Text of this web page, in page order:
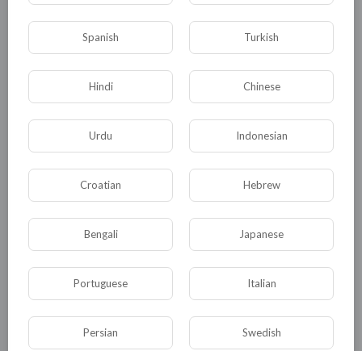
КАТЕГОРИИ
Общество События
Новости и политика Культура
ЖКХ
Религия Экономика Экология
Технологии Другая
Spanish Turkish
Hindi Chinese
Urdu Indonesian
Croatian Hebrew
Bengali Japanese
Portuguese Italian
Persian Swedish